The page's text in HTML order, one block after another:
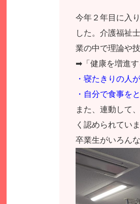
今年２年目に入
した。介護福祉
業の中で理論や
➡「健康を増進す
・寝たきりの人
・自分で食事を
また、連動して
く認められていま
卒業生がいろん